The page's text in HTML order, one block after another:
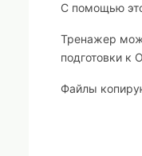
С помощью
Тренажер
подготовки к
Файлы